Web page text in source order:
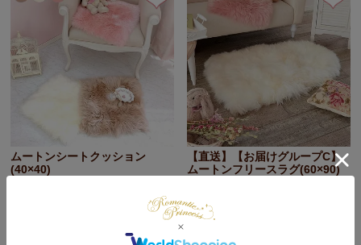
ムートンシートクッション
(40×40)
【直送】【お届けグループC】
ムートンフリースラグ(60×90)